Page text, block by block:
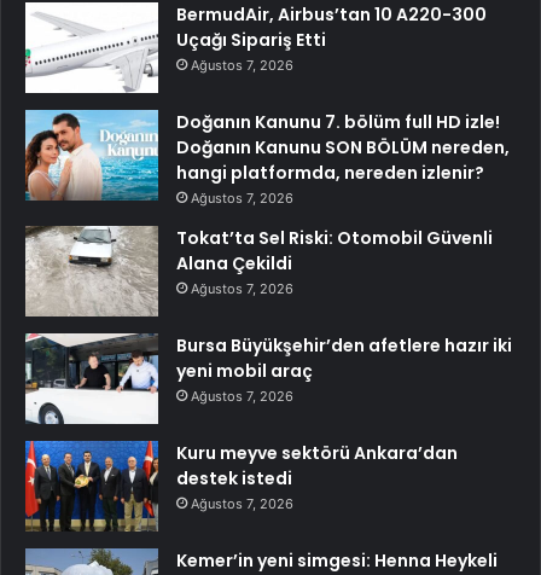
BermudAir, Airbus’tan 10 A220-300
Uçağı Sipariş Etti
Ağustos 7, 2026
Doğanın Kanunu 7. bölüm full HD izle!
Doğanın Kanunu SON BÖLÜM nereden,
hangi platformda, nereden izlenir?
Ağustos 7, 2026
Tokat’ta Sel Riski: Otomobil Güvenli
Alana Çekildi
Ağustos 7, 2026
Bursa Büyükşehir’den afetlere hazır iki
yeni mobil araç
Ağustos 7, 2026
Kuru meyve sektörü Ankara’dan
destek istedi
Ağustos 7, 2026
Kemer’in yeni simgesi: Henna Heykeli